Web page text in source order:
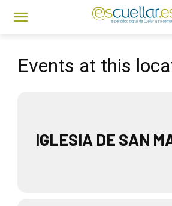
Events at this
IGLESIA DE SAN